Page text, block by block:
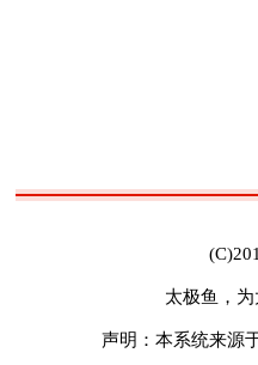
太极鱼，
声明：本系统来源